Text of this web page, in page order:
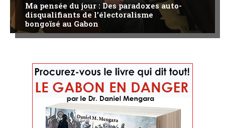
Ma pensée du jour : Des paradoxes auto-
disqualifiants de l’électoralisme
bongoïsé au Gabon